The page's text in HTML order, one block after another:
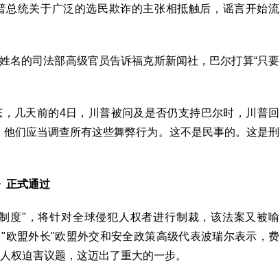
统关于广泛的选民欺诈的主张相抵触后，谣言开始流
的司法部高级官员告诉福克斯新闻社，巴尔打算“只要
天前的4日，川普被问及是否仍支持巴尔时，川普回
们应当调查所有这些舞弊行为。这不是民事的。这是刑
正式通过
"，将针对全球侵犯人权者进行制裁，该法案又被喻
盟外长"欧盟外交和安全政策高级代表波瑞尔表示，费
权迫害议题，这迈出了重大的一步。